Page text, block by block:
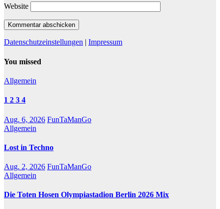
Website
Datenschutzeinstellungen Impressum
You missed
Allgemein
1 2 3 4
Aug. 6, 2026 FunTaManGo
Allgemein
Lost in Techno
Aug. 2, 2026 FunTaManGo
Allgemein
Die Toten Hosen Olympiastadion Berlin 2026 Mix